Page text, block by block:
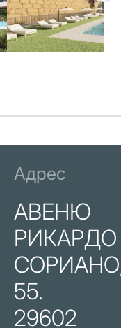
Адрес
АВЕНЮ
РИКАРДО
55.
29602